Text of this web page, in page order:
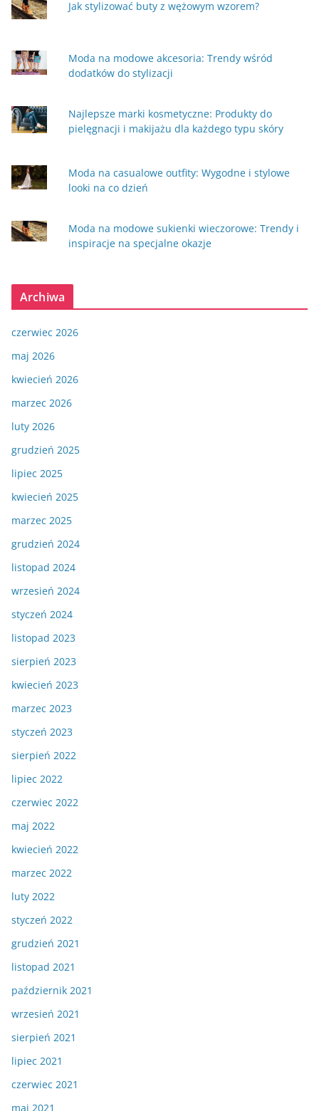
Jak stylizować buty z wężowym wzorem?
Moda na modowe akcesoria: Trendy wśród
dodatków do stylizacji
Najlepsze marki kosmetyczne: Produkty do
pielęgnacji i makijażu dla każdego typu skóry
Moda na casualowe outfity: Wygodne i stylowe
looki na co dzień
Moda na modowe sukienki wieczorowe: Trendy i
inspiracje na specjalne okazje
Archiwa
czerwiec 2026
maj 2026
kwiecień 2026
marzec 2026
luty 2026
grudzień 2025
lipiec 2025
kwiecień 2025
marzec 2025
grudzień 2024
listopad 2024
wrzesień 2024
styczeń 2024
listopad 2023
sierpień 2023
kwiecień 2023
marzec 2023
styczeń 2023
sierpień 2022
lipiec 2022
czerwiec 2022
maj 2022
kwiecień 2022
marzec 2022
luty 2022
styczeń 2022
grudzień 2021
listopad 2021
październik 2021
wrzesień 2021
sierpień 2021
lipiec 2021
czerwiec 2021
maj 2021